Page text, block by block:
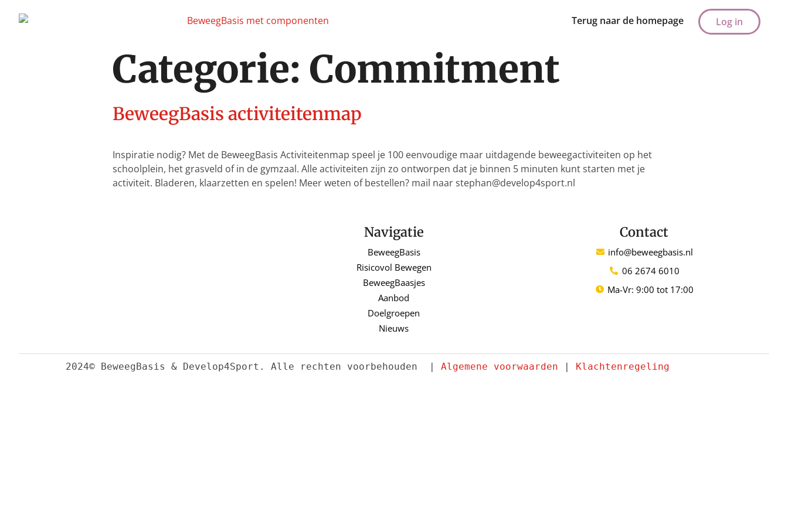
Terug naar de homepage Log in
Categorie: Commitment
BeweegBasis activiteitenmap
Inspiratie nodig? Met de BeweegBasis Activiteitenmap speel je 100 eenvoudige maar uitdagende beweegactiviteiten op het
schoolplein, het grasveld of in de gymzaal. Alle activiteiten zijn zo ontworpen dat je binnen 5 minuten kunt starten met je
activiteit. Bladeren, klaarzetten en spelen! Meer weten of bestellen? mail naar stephan@develop4sport.nl
Navigatie
BeweegBasis
Risicovol Bewegen
BeweegBaasjes
Aanbod
Doelgroepen
Nieuws
Contact
info@beweegbasis.nl
06 2674 6010
Ma-Vr: 9:00 tot 17:00
2024© BeweegBasis & Develop4Sport. Alle rechten voorbehouden  | Algemene voorwaarden Klachtenregeling